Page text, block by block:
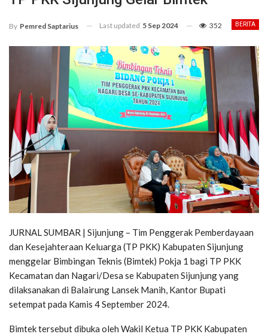
BERITA
By Pemred Saptarius Last updated 5 Sep 2024 352
JURNAL SUMBAR | Sijunjung – Tim Penggerak Pemberdayaan
dan Kesejahteraan Keluarga (TP PKK) Kabupaten Sijunjung
menggelar Bimbingan Teknis (Bimtek) Pokja 1 bagi TP PKK
Kecamatan dan Nagari/Desa se Kabupaten Sijunjung yang
dilaksanakan di Balairung Lansek Manih, Kantor Bupati
setempat pada Kamis 4 September 2024.
Bimtek tersebut dibuka oleh Wakil Ketua TP PKK Kabupaten